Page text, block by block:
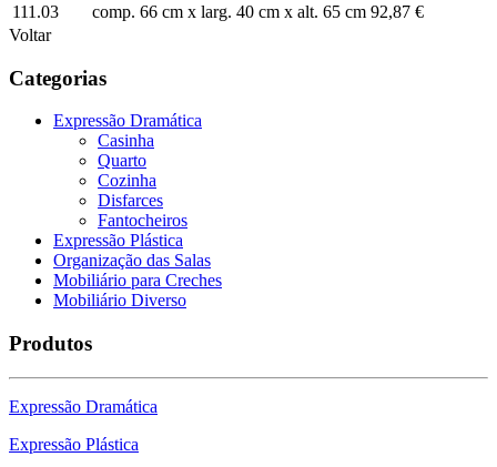
111.03
comp. 66 cm x larg. 40 cm x alt. 65 cm 92,87 €
Voltar
Categorias
Expressão Dramática
Casinha
Quarto
Cozinha
Disfarces
Fantocheiros
Expressão Plástica
Organização das Salas
Mobiliário para Creches
Mobiliário Diverso
Produtos
Expressão Dramática
Expressão Plástica